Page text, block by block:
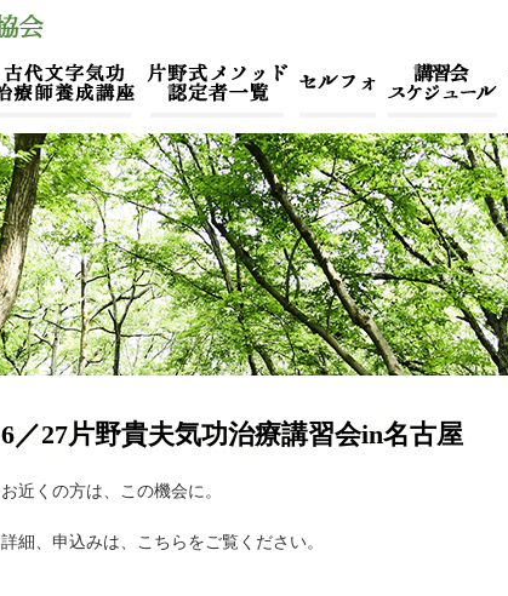
6／27片野貴夫気功治療講習会in名古屋
お近くの方は、この機会に。
詳細、申込みは、こちらをご覧ください。